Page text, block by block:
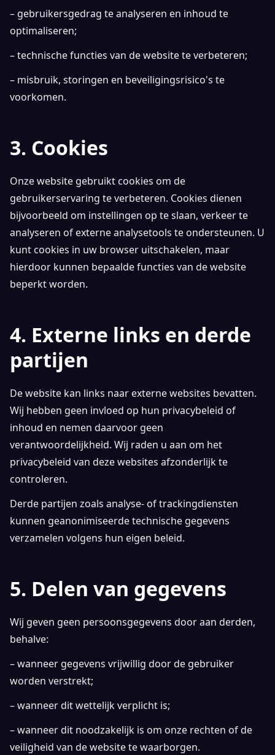
– gebruikersgedrag te analyseren en inhoud te
optimaliseren;
– technische functies van de website te verbeteren;
– misbruik, storingen en beveiligingsrisico's te
voorkomen.
3. Cookies
Onze website gebruikt cookies om de
gebruikerservaring te verbeteren. Cookies dienen
bijvoorbeeld om instellingen op te slaan, verkeer te
analyseren of externe analysetools te ondersteunen. U
kunt cookies in uw browser uitschakelen, maar
hierdoor kunnen bepaalde functies van de website
beperkt worden.
4. Externe links en derde
partijen
De website kan links naar externe websites bevatten.
Wij hebben geen invloed op hun privacybeleid of
inhoud en nemen daarvoor geen
verantwoordelijkheid. Wij raden u aan om het
privacybeleid van deze websites afzonderlijk te
controleren.
Derde partijen zoals analyse- of trackingdiensten
kunnen geanonimiseerde technische gegevens
verzamelen volgens hun eigen beleid.
5. Delen van gegevens
Wij geven geen persoonsgegevens door aan derden,
behalve:
– wanneer gegevens vrijwillig door de gebruiker
worden verstrekt;
– wanneer dit wettelijk verplicht is;
– wanneer dit noodzakelijk is om onze rechten of de
veiligheid van de website te waarborgen.